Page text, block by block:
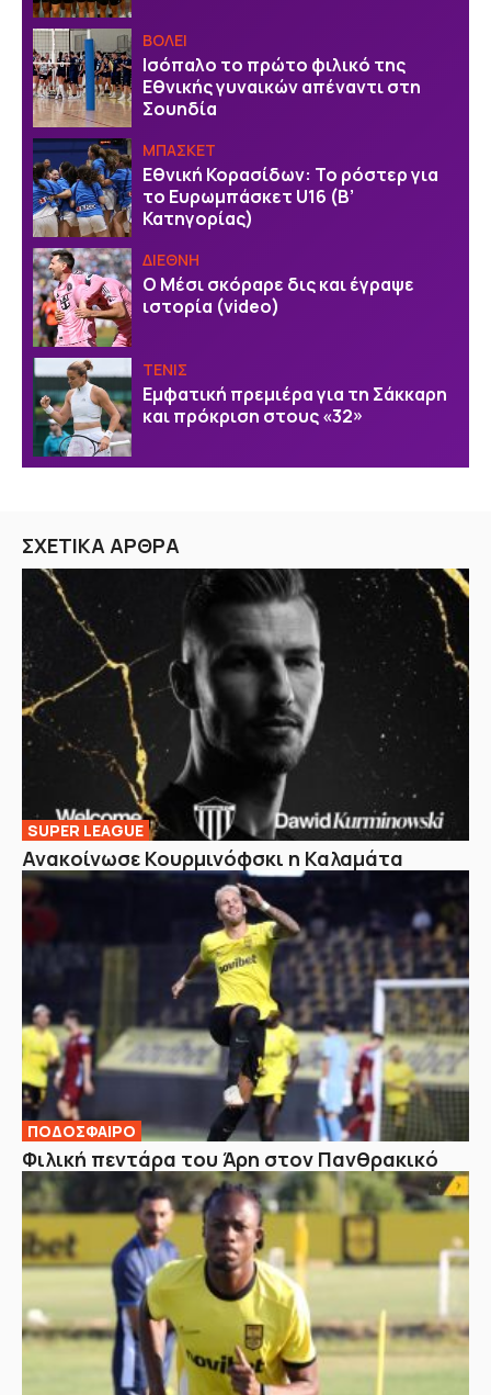
ΒOΛΕΙ
Ισόπαλο το πρώτο φιλικό της
Εθνικής γυναικών απέναντι στη
Σουηδία
ΜΠΑΣΚΕΤ
Εθνική Κορασίδων: Το ρόστερ για
το Ευρωμπάσκετ U16 (B’
Κατηγορίας)
ΔΙΕΘΝΗ
Ο Μέσι σκόραρε δις και έγραψε
ιστορία (video)
ΤΕΝΙΣ
Εμφατική πρεμιέρα για τη Σάκκαρη
και πρόκριση στους «32»
ΣΧΕΤΙΚΑ ΑΡΘΡΑ
SUPER LEAGUE
Ανακοίνωσε Κουρμινόφσκι η Καλαμάτα
ΠΟΔΟΣΦΑΙΡΟ
Φιλική πεντάρα του Άρη στον Πανθρακικό